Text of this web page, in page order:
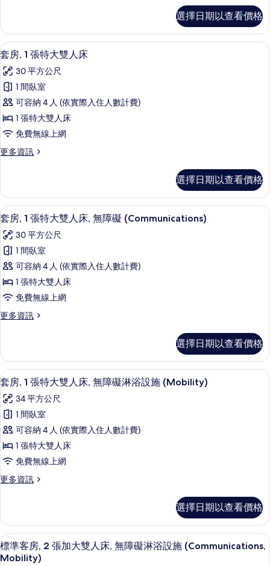
大
雙
人
床,
無
障
礙
淋
浴
(Mobility)
的
所
有
相
片
客
房,
1
特
大
雙
人
床,
無
障
礙
施
(Mobility)
的
詳
情
選擇日期以查看價格
顯
示
套
房,
1
張
特
大
人
床
的
所
有
相
片
高級寢具、書桌、筆電工作空間、免
7
套房, 1 張特大雙人床
30 平方公尺
1 間臥室
可容納 4 人 (依實際入住人數計費)
1 張特大雙人床
免費無線上網
更多資訊
更
1
張
特
雙
人
床
的
詳
情
選擇日期以查看價格
顯
示
套
房,
1
張
特
大
人
床,
無
障
礙
(Communications)
的
所
有
高級寢具、書桌、筆電工作空間、免
7
套房, 1 張特大雙人床, 無障礙 (Communications)
30 平方公尺
1 間臥室
可容納 4 人 (依實際入住人數計費)
1 張特大雙人床
免費無線上網
更多資訊
更
1
張
特
雙
人
床,
無
障
礙
(Communications)
的
選擇日期以查看價格
顯
示
套
房,
1
張
特
大
人
床,
無
障
高級寢具、書桌、筆電工作空間、免
6
套房, 1 張特大雙人床, 無障礙淋浴設施 (Mobility)
34 平方公尺
1 間臥室
可容納 4 人 (依實際入住人數計費)
1 張特大雙人床
免費無線上網
更多資訊
更
1
張
特
大
選擇日期以查看價格
顯
示
高級寢具、書桌、筆電工作空間、免
7
標準客房, 2 張加大雙人床, 無障礙淋浴設施 (Communications,
Mobility)